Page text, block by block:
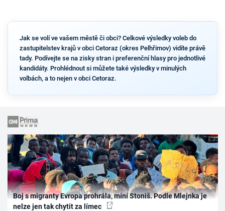
Jak se volí ve vašem městě či obci? Celkové výsledky voleb do
zastupitelstev krajů v obci Cetoraz (okres Pelhřimov) vidíte právě
tady. Podívejte se na zisky stran i preferenční hlasy pro jednotlivé
kandidáty. Prohlédnout si můžete také výsledky v minulých
volbách, a to nejen v obci Cetoraz.
Boj s migranty Evropa prohrála, míní Stoniš. Podle Mlejnka je
nelze jen tak chytit za límec